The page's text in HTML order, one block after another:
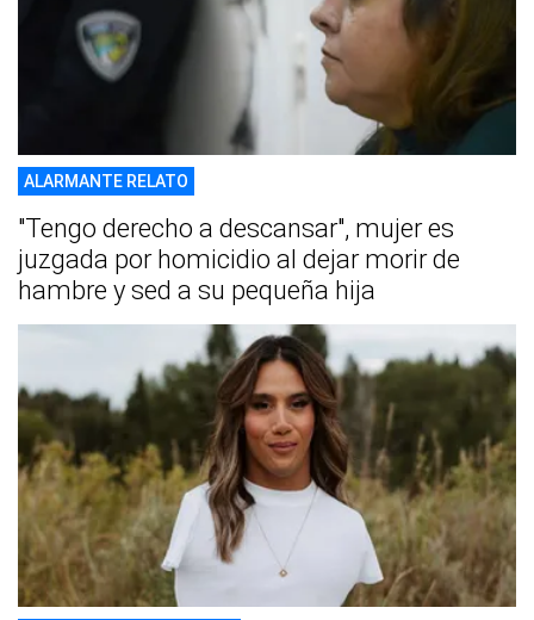
ALARMANTE RELATO
"Tengo derecho a descansar", mujer es
juzgada por homicidio al dejar morir de
hambre y sed a su pequeña hija